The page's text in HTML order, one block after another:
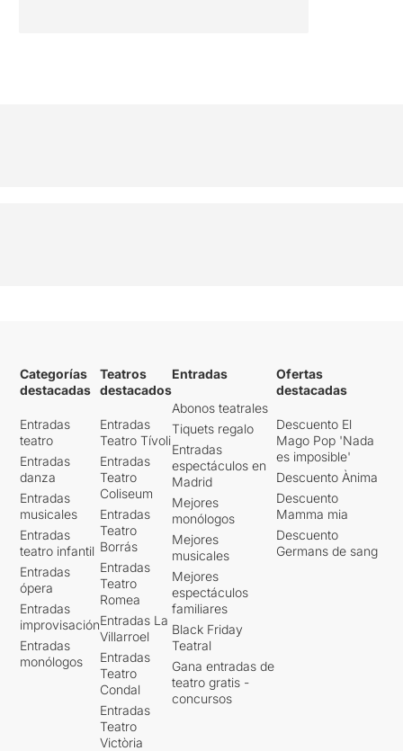
Categorías
destacadas
Entradas
teatro
Entradas
danza
Entradas
musicales
Entradas
teatro infantil
Entradas
ópera
Entradas
improvisación
Entradas
monólogos
Teatros
destacados
Entradas
Teatro Tívoli
Entradas
Teatro
Coliseum
Entradas
Teatro
Borrás
Entradas
Teatro
Romea
Entradas La
Villarroel
Entradas
Teatro
Condal
Entradas
Teatro
Victòria
Entradas
Abonos teatrales
Tiquets regalo
Entradas
espectáculos en
Madrid
Mejores
monólogos
Mejores
musicales
Mejores
espectáculos
familiares
Black Friday
Teatral
Gana entradas de
teatro gratis -
concursos
Ofertas
destacadas
Descuento El
Mago Pop 'Nada
es imposible'
Descuento Ànima
Descuento
Mamma mia
Descuento
Germans de sang